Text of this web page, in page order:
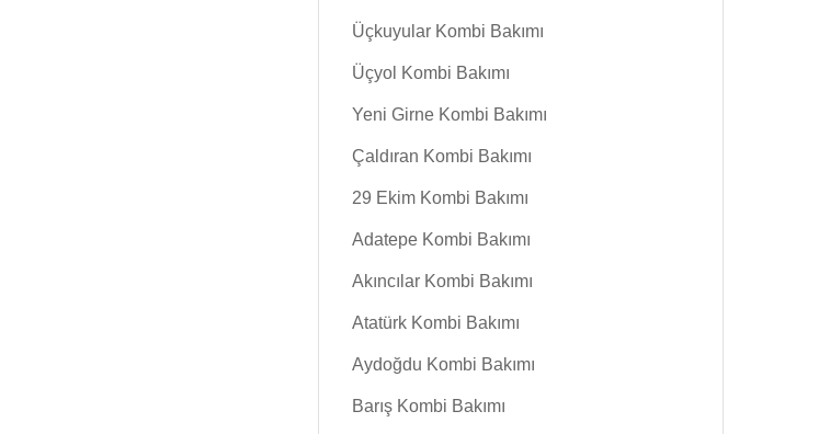
Üçkuyular Kombi Bakımı
Üçyol Kombi Bakımı
Yeni Girne Kombi Bakımı
Çaldıran Kombi Bakımı
29 Ekim Kombi Bakımı
Adatepe Kombi Bakımı
Akıncılar Kombi Bakımı
Atatürk Kombi Bakımı
Aydoğdu Kombi Bakımı
Barış Kombi Bakımı